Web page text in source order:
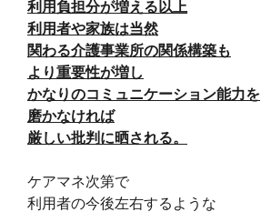
利用負担分が増える以上
利用者や家族は当然
関わる介護事業所の関係構築も
より重要性が増し
かなりのコミュニケーション能力を
磨かなければ
厳しい批判に晒される。
ケアマネ次第で
利用者の今後左右するような